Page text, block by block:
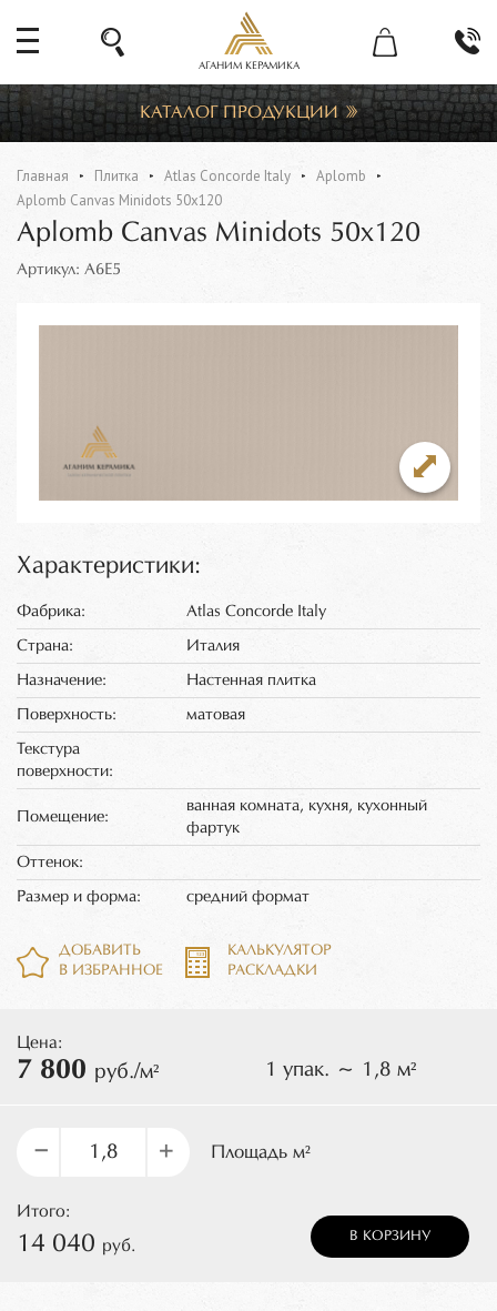
АГАНИМ КЕРАМИКА
КАТАЛОГ ПРОДУКЦИИ
Главная Плитка Atlas Concorde Italy
Aplomb
Aplomb Canvas Minidots 50x120
Aplomb Canvas Minidots 50x120
Артикул: A6E5
Характеристики:
Фабрика: Atlas Concorde Italy
Страна: Италия
Назначение: Настенная плитка
Поверхность: матовая
Текстура
поверхности:
Помещение:
ванная комната, кухня, кухонный
фартук
Оттенок:
Размер и форма: средний формат
ДОБАВИТЬ
В ИЗБРАННОЕ
КАЛЬКУЛЯТОР
РАСКЛАДКИ
Цена:
7 800 руб./м² 1 упак. ~ 1,8 м²
– + Площадь м²
Итого:
14 040 руб.
В КОРЗИНУ